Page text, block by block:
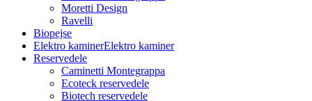
Moretti Design
Ravelli
Biopejse
Elektro kaminerElektro kaminer
Reservedele
Caminetti Montegrappa
Ecoteck reservedele
Biotech reservedele